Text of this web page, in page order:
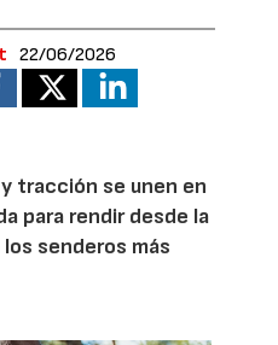
22/06/2026
tracción se unen en
para rendir desde la
senderos más